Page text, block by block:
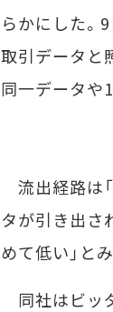
らかにした。
取引データと
同一データや
流出経路は
タが引き出さ
めて低い」と
同社はビッ